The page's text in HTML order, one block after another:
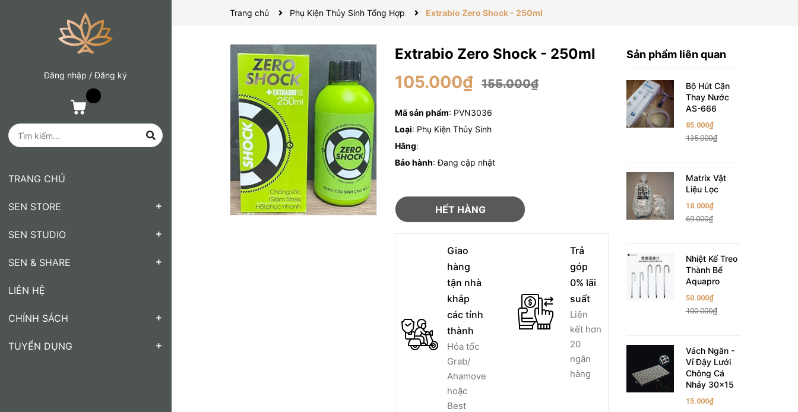
Đăng nhập /Đăng ký
TRANG CHỦ
SEN STORE
SEN STUDIO
SEN & SHARE
LIÊN HỆ
CHÍNH SÁCH
TUYỂN DỤNG
Trang chủ Phụ Kiện Thủy Sinh Tổng Hợp Extrabio Zero Shock - 250ml
Extrabio Zero Shock - 250ml
105.000₫ 155.000₫
Mã sản phẩm: PVN3036
Loại: Phụ Kiện Thủy Sinh
Hãng:
Bảo hành: Đang cập nhật
HẾT HÀNG
Giao
hàng
tận nhà
khắp
các tỉnh
thành
Hỏa tốc
Grab/
Ahamove
hoặc
Best
Trả
góp
0% lãi
suất
Liên
kết hơn
20
ngân
hàng
Sản phẩm liên quan
Bộ Hút Cặn
Thay Nước
AS-666
85.000₫
135.000₫
Matrix Vật
Liệu Lọc
18.000₫
69.000₫
Nhiệt Kế Treo
Thành Bể
Aquapro
50.000₫
100.000₫
Vách Ngăn -
Vỉ Đậy Lưới
Chông Cá
Nhảy 30x15
15.000₫